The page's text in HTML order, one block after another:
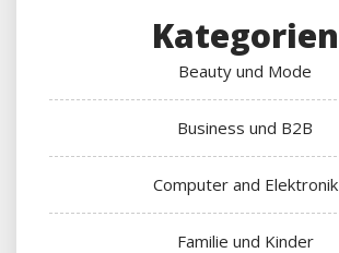
Kategorien
Beauty und Mode
Business und B2B
Computer and Elektronik
Familie und Kinder